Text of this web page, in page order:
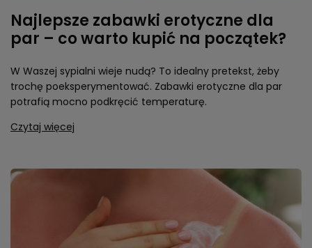
Najlepsze zabawki erotyczne dla
par – co warto kupić na początek?
W Waszej sypialni wieje nudą? To idealny pretekst, żeby
trochę poeksperymentować. Zabawki erotyczne dla par
potrafią mocno podkręcić temperaturę.
Czytaj więcej